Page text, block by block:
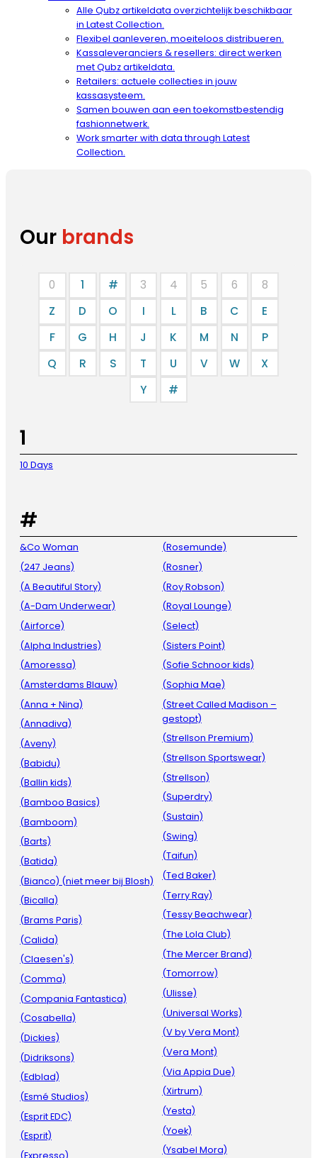
Alle Qubz artikeldata overzichtelijk beschikbaar
in Latest Collection.
Flexibel aanleveren, moeiteloos distribueren.
Kassaleveranciers & resellers: direct werken
met Qubz artikeldata.
Retailers: actuele collecties in jouw
kassasysteem.
Samen bouwen aan een toekomstbestendig
fashionnetwerk.
Work smarter with data through Latest
Collection.
Our brands
0 1 # 3 4 5 6
8
Z
D O I L B C
E
F
G H J K M N
P
Q
R S T U V W
X
Y
#
1
10 Days
#
&Co Woman
(247 Jeans)
(A Beautiful Story)
(A-Dam Underwear)
(Airforce)
(Alpha Industries)
(Amoressa)
(Amsterdams Blauw)
(Anna + Nina)
(Annadiva)
(Aveny)
(Babidu)
(Ballin kids)
(Bamboo Basics)
(Bamboom)
(Barts)
(Batida)
(Bianco) (niet meer bij Blosh)
(Bicalla)
(Brams Paris)
(Calida)
(Claesen's)
(Comma)
(Compania Fantastica)
(Cosabella)
(Dickies)
(Didriksons)
(Edblad)
(Esmé Studios)
(Esprit EDC)
(Esprit)
(Rosemunde)
(Rosner)
(Roy Robson)
(Royal Lounge)
(Select)
(Sisters Point)
(Sofie Schnoor kids)
(Sophia Mae)
(Street Called Madison –
gestopt)
(Strellson Premium)
(Strellson Sportswear)
(Strellson)
(Superdry)
(Sustain)
(Swing)
(Taifun)
(Ted Baker)
(Terry Ray)
(Tessy Beachwear)
(The Lola Club)
(The Mercer Brand)
(Tomorrow)
(Ulisse)
(Universal Works)
(V by Vera Mont)
(Vera Mont)
(Via Appia Due)
(Xirtrum)
(Yesta)
(Yoek)
(Ysabel Mora)